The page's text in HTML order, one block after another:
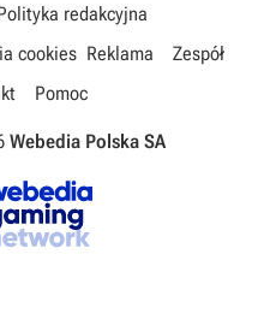
redakcyjna
cookies Reklama
Zespół
Pomoc
Webedia Polska SA